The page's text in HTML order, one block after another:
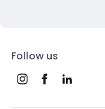
Follow us